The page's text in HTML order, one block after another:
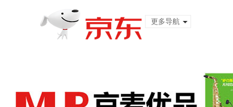
更多导航